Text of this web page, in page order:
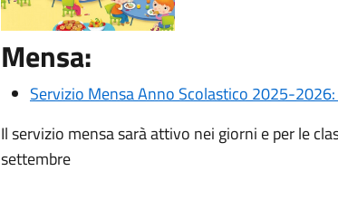
Mensa:
Servizio Mensa Anno Scolastico 2025-
Il servizio mensa sarà attivo nei giorni e per le
settembre